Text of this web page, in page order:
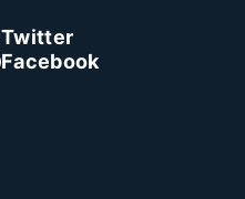
Twitter
Facebook